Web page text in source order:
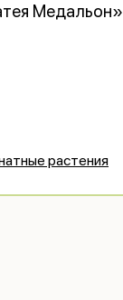
Медальон»
растения